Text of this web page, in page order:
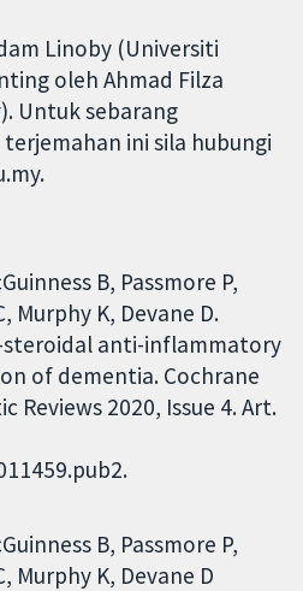
Linoby (Universiti
oleh Ahmad Filza
Untuk sebarang
ini sila hubungi
B, Passmore P,
Murphy K, Devane D.
anti-inflammatory
of dementia. Cochrane
Reviews 2020, Issue 4. Art.
B Passmore P
Murphy K Devane D